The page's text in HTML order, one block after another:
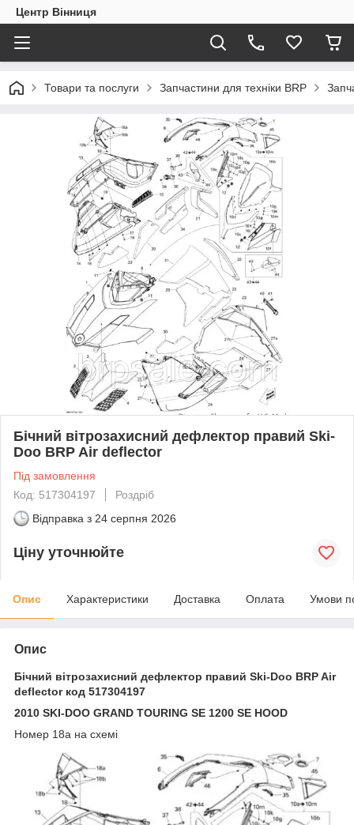
Центр Вінниця
Товари та послуги Запчастини для техніки BRP
Бічний вітрозахисний дефлектор правий Ski-
Doo BRP Air deflector
Під замовлення
Код: 517304197
Роздріб
Відправка з 24 серпня 2026
Ціну уточнюйте
Опис Характеристики Доставка Оплата Умови
Опис
Бічний вітрозахисний дефлектор правий Ski-Doo BRP Air
deflector код 517304197
2010 SKI-DOO GRAND TOURING SE 1200 SE HOOD
Номер 18a на схемі